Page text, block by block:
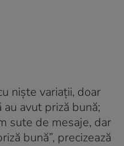
niște variații, doar
avut priză bună;
sute de mesaje, dar
bună”, precizează